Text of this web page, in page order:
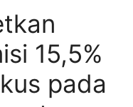
15,5%
pada